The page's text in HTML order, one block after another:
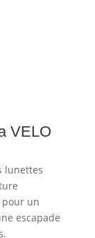
VELO
lunettes
pour un
escapade